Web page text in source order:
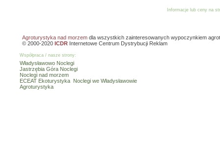
Informacje lub ceny na
Agroturystyka nad morzem dla wszystkich zainteresowanych wypoczynkiem
© 2000-2020 ICDR Internetowe Centrum Dystrybucji Reklam
Współpraca / nasze strony:
Władysławowo Noclegi
Jastrzębia Góra Noclegi
Noclegi nad morzem
ECEAT Ekoturystyka Noclegi we Władysławowie
Agroturystyka